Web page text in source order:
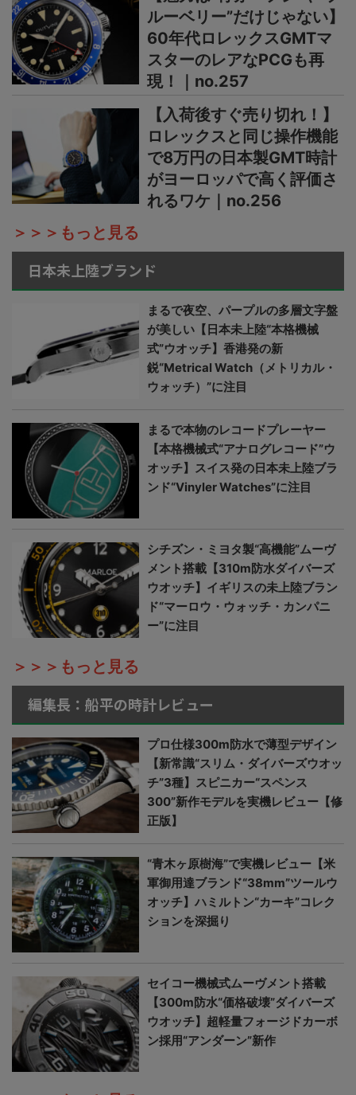
ルーベリー”だけじゃない】
60年代ロレックスGMTマ
スターのレアなPCGも再
現！｜no.257
【入荷後すぐ売り切れ！】
ロレックスと同じ操作機能
で8万円の日本製GMT時計
がヨーロッパで高く評価さ
れるワケ｜no.256
＞＞＞もっと見る
日本未上陸ブランド
まるで夜空、パープルの多層文字盤
が美しい【日本未上陸“本格機械
式”ウオッチ】香港発の新
鋭“Metrical Watch（メトリカル・
ウォッチ）”に注目
まるで本物のレコードプレーヤー
【本格機械式“アナログレコード”ウ
オッチ】スイス発の日本未上陸ブラ
ンド“Vinyler Watches”に注目
シチズン・ミヨタ製“高機能”ムーヴ
メント搭載【310m防水ダイバーズ
ウオッチ】イギリスの未上陸ブラン
ド“マーロウ・ウォッチ・カンパニ
ー”に注目
＞＞＞もっと見る
編集長：船平の時計レビュー
プロ仕様300m防水で薄型デザイン
【新常識“スリム・ダイバーズウオッ
チ”3種】スピニカー“スペンス
300”新作モデルを実機レビュー【修
正版】
“青木ヶ原樹海”で実機レビュー【米
軍御用達ブランド“38mm”ツールウ
オッチ】ハミルトン“カーキ”コレク
ションを深掘り
セイコー機械式ムーヴメント搭載
【300m防水“価格破壊”ダイバーズ
ウオッチ】超軽量フォージドカーボ
ン採用“アンダーン”新作